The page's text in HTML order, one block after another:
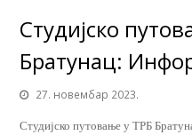
Студијско
Братунац:
27. новембар 2023.
Студијско путовање у ТРБ